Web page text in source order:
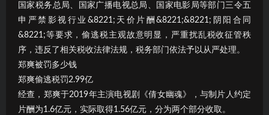
国家税务总局、国家广播电视总局、国家电影局等部门三令五
申严禁影视行业&8221;天价片酬&8221;&8221;阴阳合同
&8221;等要求，偷逃税主观故意明显，严重扰乱税收征管秩
序，违反了相关税收法律法规，税务部门依法予以从严处理。
郑爽被罚多少钱
郑爽偷逃税罚2.99亿
经查，郑爽于2019年主演电视剧《倩女幽魂》，与制片人约定
片酬为1.6亿元，实际取得1.56亿元，分为两个部分收取。